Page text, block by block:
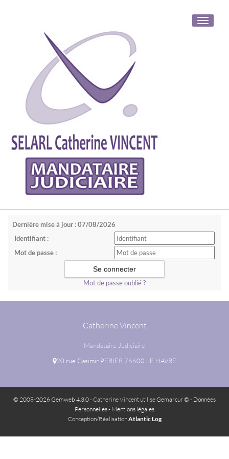
Toggle
Dernière mise à jour : 07/08/2026
Identifiant :
Mot de passe :
Mot de passe oublié ?
Catherine Vincent
Mandataire Judiciaire
20 rue Casimir PERIER 76600 LE HAVRE
© 2008-2026 Gemweb 4.3.0- Catherine Vincent utiliseGemarcur © - Données
Personnelles- Mentions légales
Conception/RéalisationAtlantic Log